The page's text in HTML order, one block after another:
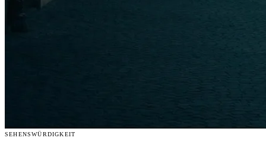
SEHENSWÜRDIGKEIT